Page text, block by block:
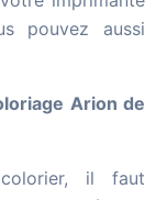
pouvez aussi
Arion de
il faut